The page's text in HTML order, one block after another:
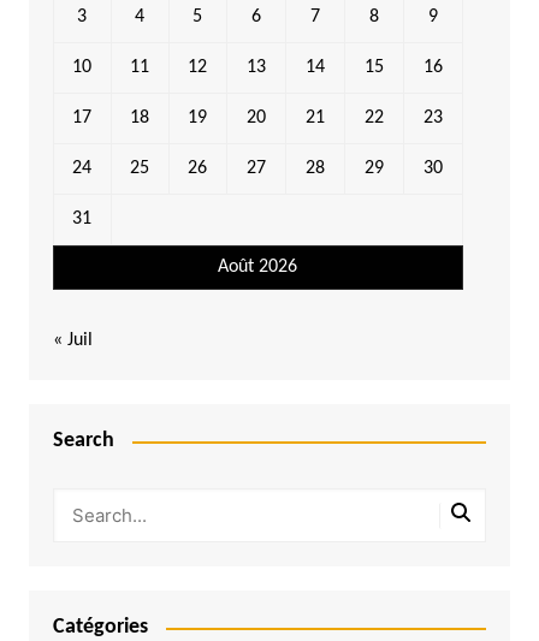
Août 2026
3 4 5 6 7 8 9
10 11 12 13 14 15 16
17 18 19 20 21 22 23
24 25 26 27 28 29 30
31
« Juil
Search
Catégories